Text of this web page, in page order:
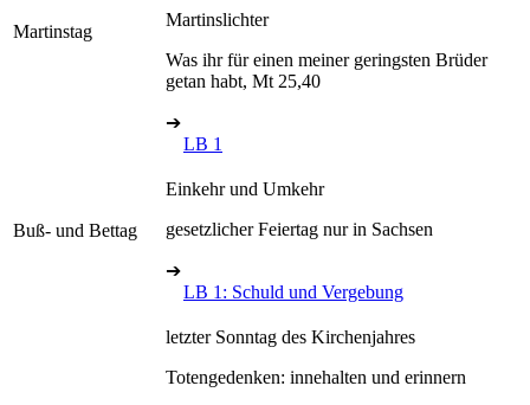
Martinstag
Martinslichter
Was ihr für einen meiner geringsten Brüder
getan habt, Mt 25,40
➔
LB 1
Buß- und Bettag
Einkehr und Umkehr
gesetzlicher Feiertag nur in Sachsen
➔
LB 1: Schuld und Vergebung
letzter Sonntag des Kirchenjahres
Totengedenken: innehalten und erinnern